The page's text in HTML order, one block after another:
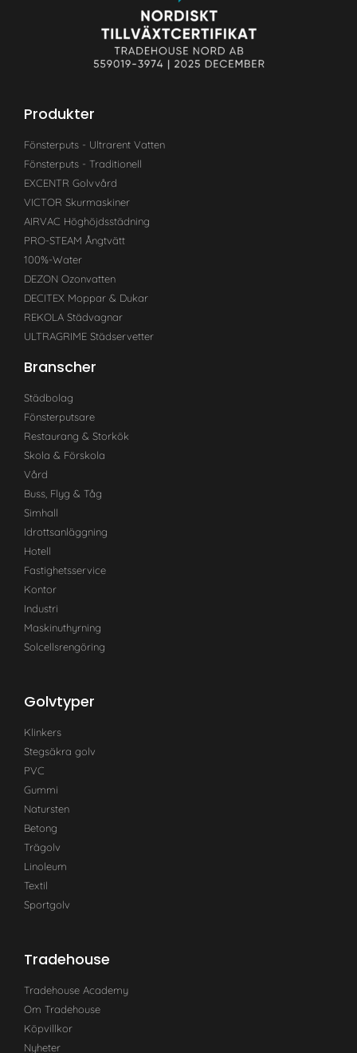
Produkter
Fönsterputs - Ultrarent Vatten
Fönsterputs - Traditionell
EXCENTR Golvvård
VICTOR Skurmaskiner
AIRVAC Höghöjdsstädning
PRO-STEAM Ångtvätt
100%-Water
DEZON Ozonvatten
DECITEX Moppar & Dukar
REKOLA Städvagnar
ULTRAGRIME Städservetter
Branscher
Städbolag
Fönsterputsare
Restaurang & Storkök
Skola & Förskola
Vård
Buss, Flyg & Tåg
Simhall
Idrottsanläggning
Hotell
Fastighetsservice
Kontor
Industri
Maskinuthyrning
Solcellsrengöring
Golvtyper
Klinkers
Stegsäkra golv
PVC
Gummi
Natursten
Betong
Trägolv
Linoleum
Textil
Sportgolv
Tradehouse
Tradehouse Academy
Om Tradehouse
Köpvillkor
Nyheter